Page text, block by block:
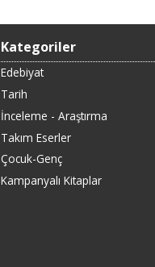
Kategoriler
Edebiyat
Tarih
İnceleme - Araştırma
Takım Eserler
Çocuk-Genç
Kampanyalı Kitaplar